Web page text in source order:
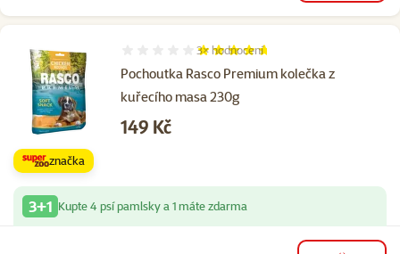
Pochoutka Rasco Premium kolečka z
kuřecího masa 230g
Hodnocení 93%, počet hodnocení: 3
3× hodnocení
Cena
149 Kč
značka
3+1 Kupte 4 psí pamlsky a 1 máte zdarma